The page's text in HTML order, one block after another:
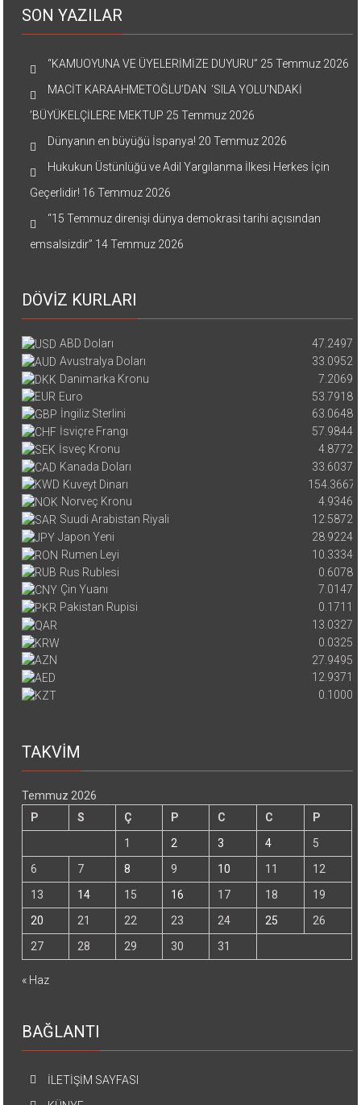
SON YAZILAR
“KAMUOYUNA VE ÜYELERİMİZE DUYURU” 25 Temmuz 2026
MACİT KARAAHMETOĞLU’DAN ‘SILA YOLU’NDAKİ
’BÜYÜKELÇİLERE MEKTUP 25 Temmuz 2026
Dünyanın en büyüğü İspanya! 20 Temmuz 2026
Hukukun Üstünlüğü ve Adil Yargılanma İlkesi Herkes İçin
Geçerlidir! 16 Temmuz 2026
“15 Temmuz direnişi dünya demokrasi tarihi açısından
emsalsizdir” 14 Temmuz 2026
DÖVİZ KURLARI
ABD Doları
47.2497
Avustralya Doları
33.0952
Danimarka Kronu
7.2069
Euro
53.7918
İngiliz Sterlini
63.0648
İsviçre Frangı
57.9844
İsveç Kronu
4.8772
Kanada Doları
33.6037
Kuveyt Dinarı
154.3667
Norveç Kronu
4.9346
Suudi Arabistan Riyali
12.5872
Japon Yeni
28.9224
Rumen Leyi
10.3334
Rus Rublesi
0.6078
Çin Yuanı
7.0147
Pakistan Rupisi
0.1711
13.0327
0.0325
27.9495
12.9371
0.1000
TAKVİM
Temmuz 2026
P
S Ç P C C
P
1
2 3 4
5
6
7 8 9 10 11
12
13
14 15 16 17 18
19
20
21 22 23 24 25
26
27
28 29 30 31
« Haz
BAĞLANTI
İLETİŞİM SAYFASI